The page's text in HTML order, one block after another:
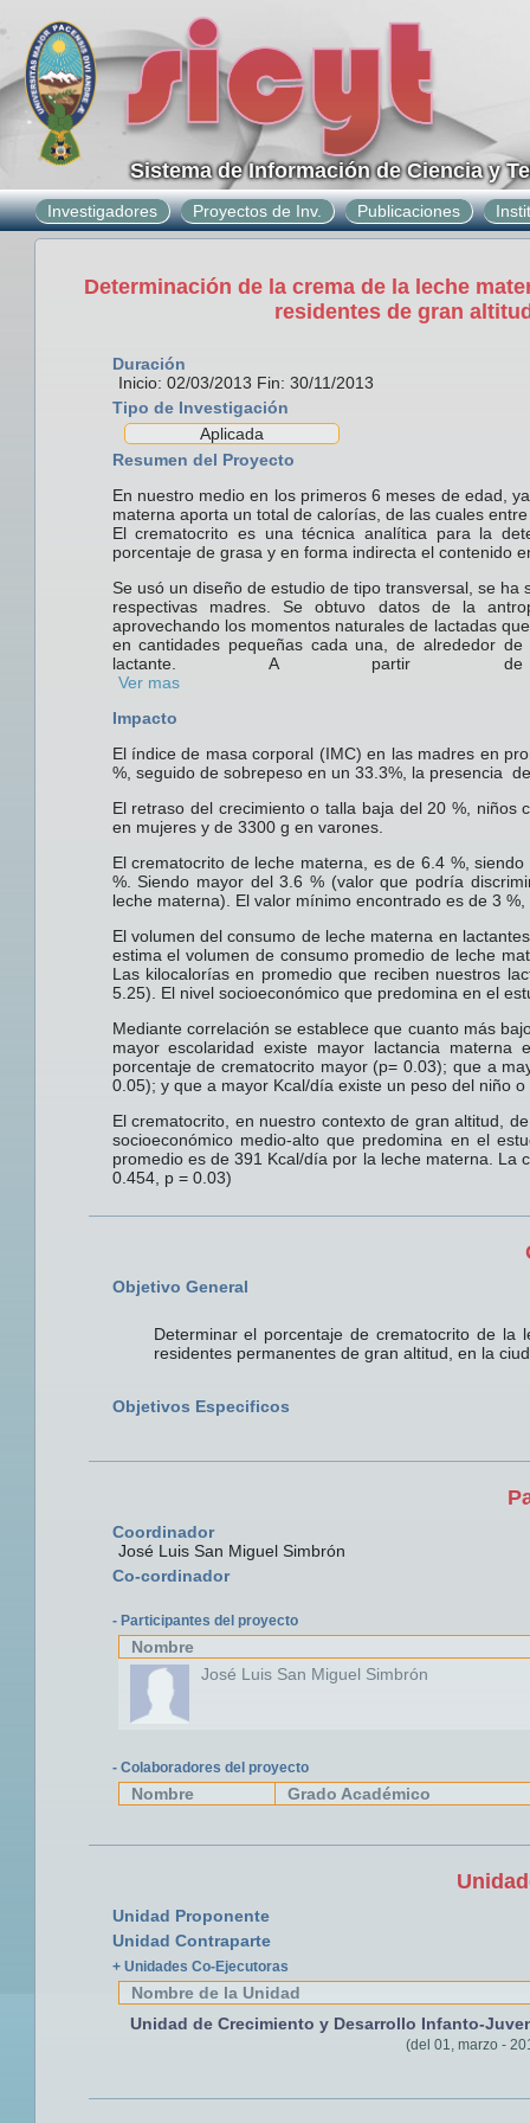
Sistema de Información de Ciencia y
Investigadores Proyectos de Inv. Publicaciones
Determinación de la crema de la leche
residentes de gran
Duración
Inicio: 02/03/2013 Fin: 30/11/2013
Tipo de Investigación
Aplicada
Resumen del Proyecto
En nuestro medio en los primeros 6 meses de edad,
materna aporta un total de calorías, de las cuales
El crematocrito es una técnica analítica para la
porcentaje de grasa y en forma indirecta el contenido
Se usó un diseño de estudio de tipo transversal, se
respectivas madres. Se obtuvo datos de la
aprovechando los momentos naturales de lactadas
en cantidades pequeñas cada una, de alrededor
lactante. A partir
Ver mas
Impacto
El índice de masa corporal (IMC) en las madres en
%, seguido de sobrepeso en un 33.3%, la presencia
El retraso del crecimiento o talla baja del 20 %,
en mujeres y de 3300 g en varones.
El crematocrito de leche materna, es de 6.4 %,
%. Siendo mayor del 3.6 % (valor que podría
leche materna). El valor mínimo encontrado es de 3 %,
El volumen del consumo de leche materna en
estima el volumen de consumo promedio de leche
Las kilocalorías en promedio que reciben nuestros
5.25). El nivel socioeconómico que predomina en el
Mediante correlación se establece que cuanto más
mayor escolaridad existe mayor lactancia
porcentaje de crematocrito mayor (p= 0.03); que a
0.05); y que a mayor Kcal/día existe un peso del niño
El crematocrito, en nuestro contexto de gran altitud,
socioeconómico medio-alto que predomina en el
promedio es de 391 Kcal/día por la leche materna.
0.454, p = 0.03)
Objetivo General
Determinar el porcentaje de crematocrito de
residentes permanentes de gran altitud, en la
Objetivos Especificos
Coordinador
José Luis San Miguel Simbrón
Co-cordinador
- Participantes del proyecto
Nombre
José Luis San Miguel Simbrón
- Colaboradores del proyecto
Nombre Grado Académico
Unidad Proponente
Unidad Contraparte
+ Unidades Co-Ejecutoras
Nombre de la Unidad
Unidad de Crecimiento y Desarrollo Infanto-
(del 01, marzo -